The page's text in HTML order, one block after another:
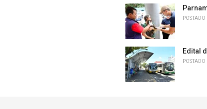
POSTADO
Edital
POSTADO